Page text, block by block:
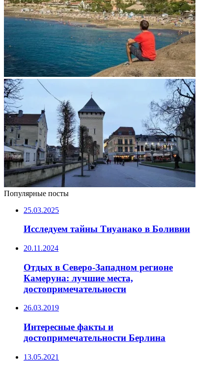
Популярные посты
25.03.2025
Исследуем тайны Тиуанако в Боливии
20.11.2024
Отдых в Северо-Западном регионе
Камеруна: лучшие места,
достопримечательности
26.03.2019
Интересные факты и
достопримечательности Берлина
13.05.2021